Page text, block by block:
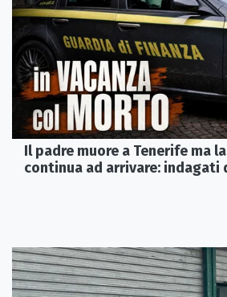
Il padre muore a Tenerife ma
continua ad arrivare: indagati